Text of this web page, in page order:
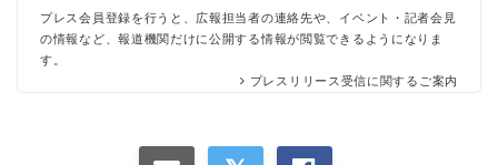
プレス会員登録を行うと、広報担当者の連絡先や、イベント・記者会見
の情報など、報道機関だけに公開する情報が閲覧できるようになりま
す。
プレスリリース受信に関するご案内